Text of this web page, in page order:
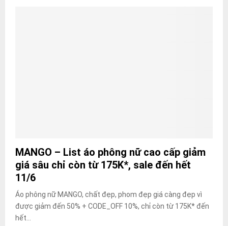
MANGO – List áo phông nữ cao cấp giảm
giá sâu chỉ còn từ 175K*, sale đến hết
11/6
Áo phông nữ MANGO, chất đẹp, phom đẹp giá càng đẹp vì
được giảm đến 50% + CODE_OFF 10%, chỉ còn từ 175K* đến
hết...